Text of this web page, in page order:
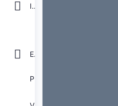
INICIO
EXCEL